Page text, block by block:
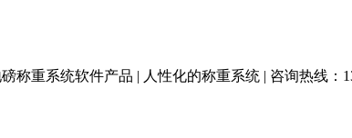
称重系统软件产品 | 人性化的称重系统 | 咨询热线：